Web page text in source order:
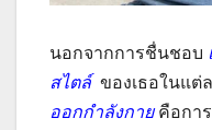
นอกจากการชื่นชอบ
สไตล์ของเธอในแต่
ออกกำลังกายคือการ